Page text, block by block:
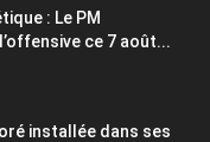
: Le PM
ce 7 août...
installée dans ses